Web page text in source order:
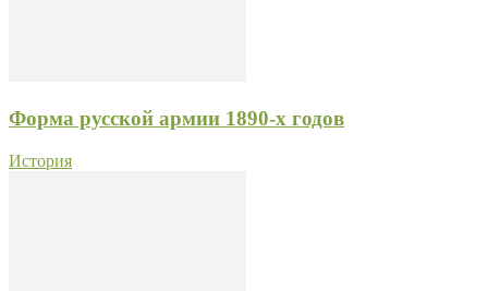
Форма русской армии 1890-х годов
История